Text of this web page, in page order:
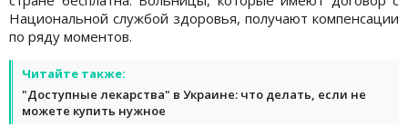
Национальной службой здоровья, получают компенсации
по ряду моментов.
Читайте также:
"Доступные лекарства" в Украине: что делать, если не
можете купить нужное